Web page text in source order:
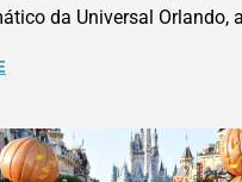
da Universal Orlando,
HOJE:
A